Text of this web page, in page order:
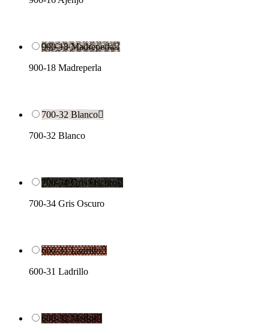
900-18 Madreperla
900-18 Madreperla
700-32 Blanco
700-32 Blanco
700-34 Gris Oscuro
700-34 Gris Oscuro
600-31 Ladrillo
600-31 Ladrillo
600-32 Merlot